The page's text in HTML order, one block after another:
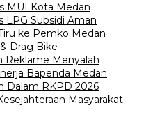
MUI Kota Medan
LPG Subsidi Aman
ke Pemko Medan
Drag Bike
Reklame Menyalah
Bapenda Medan
Dalam RKPD 2026
Masyarakat